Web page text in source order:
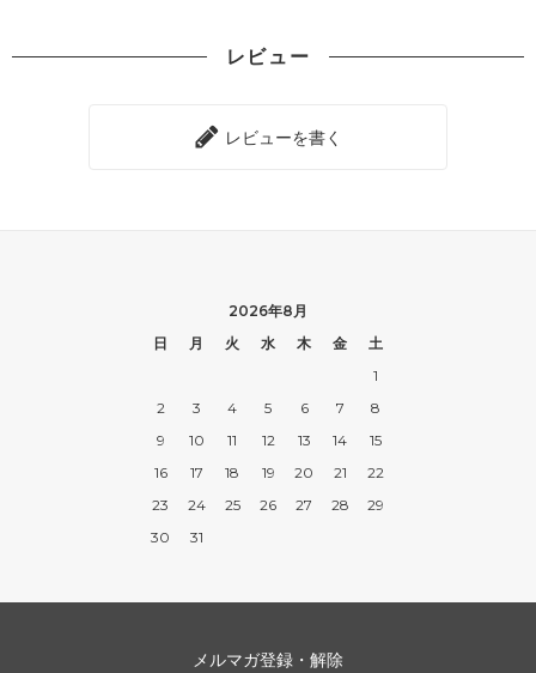
レビュー
レビューを書く
2026年8月
日
月 火 水 木 金
土
1
2
3 4 5 6 7
8
9
10 11 12 13 14
15
16
17 18 19 20 21
22
23
24 25 26 27 28
29
30
31
メルマガ登録・解除